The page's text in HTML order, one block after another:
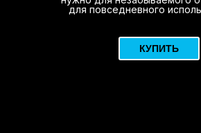
для повседневного
КУПИТЬ